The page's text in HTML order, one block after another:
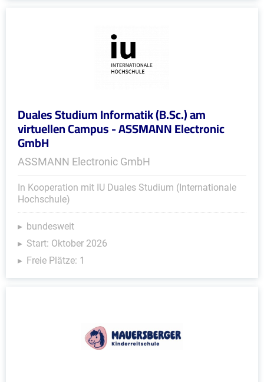
Duales Studium Informatik (B.Sc.) am
virtuellen Campus - ASSMANN Electronic
GmbH
ASSMANN Electronic GmbH
In Kooperation mit IU Duales Studium (Internationale
Hochschule)
bundesweit
Start: Oktober 2026
Freie Plätze: 1